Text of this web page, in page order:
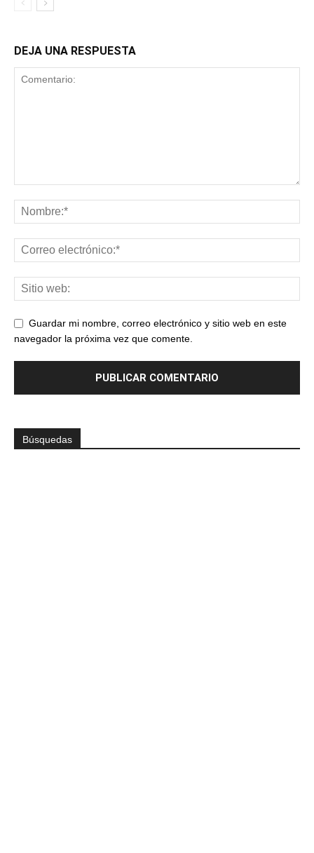
DEJA UNA RESPUESTA
Guardar mi nombre, correo electrónico y sitio web en este
navegador la próxima vez que comente.
Búsquedas